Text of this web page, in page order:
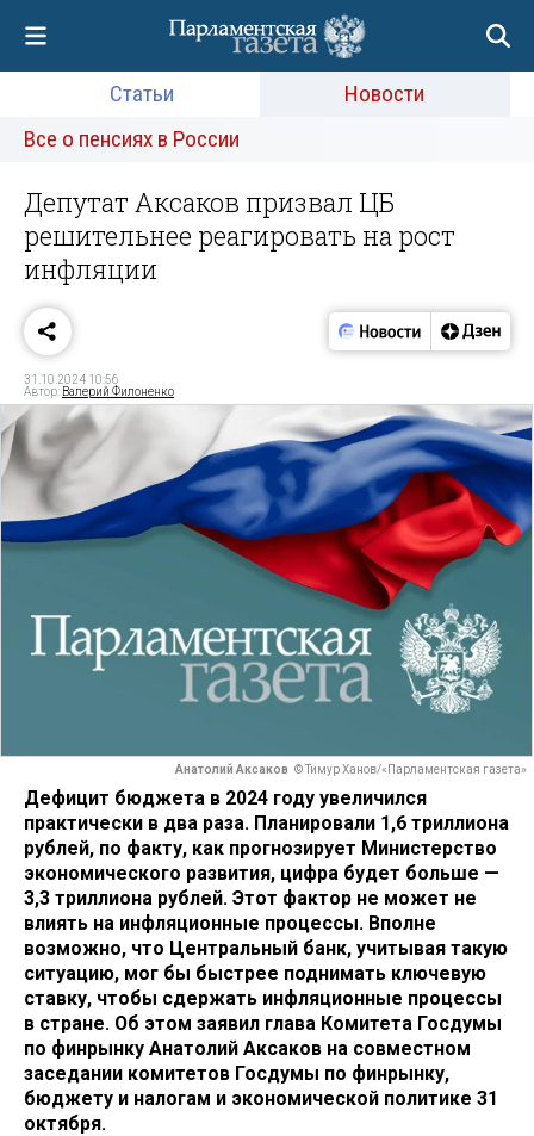
Статьи
Новости
Все о пенсиях в России
Депутат Аксаков призвал ЦБ
решительнее реагировать на рост
инфляции
31.10.2024 10:56
Автор: Валерий Филоненко
Анатолий Аксаков © Тимур Ханов/«Парламентская газета»
Дефицит бюджета в 2024 году увеличился
практически в два раза. Планировали 1,6 триллиона
рублей, по факту, как прогнозирует Министерство
экономического развития, цифра будет больше —
3,3 триллиона рублей. Этот фактор не может не
влиять на инфляционные процессы. Вполне
возможно, что Центральный банк, учитывая такую
ситуацию, мог бы быстрее поднимать ключевую
ставку, чтобы сдержать инфляционные процессы
в стране. Об этом заявил глава Комитета Госдумы
по финрынку Анатолий Аксаков на совместном
заседании комитетов Госдумы по финрынку,
бюджету и налогам и экономической политике 31
октября.